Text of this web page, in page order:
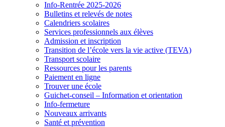
Info-Rentrée 2025-2026
Bulletins et relevés de notes
Calendriers scolaires
Services professionnels aux élèves
Admission et inscription
Transition de l’école vers la vie active (TEVA)
Transport scolaire
Ressources pour les parents
Paiement en ligne
Trouver une école
Guichet-conseil – Information et orientation
Info-fermeture
Nouveaux arrivants
Santé et prévention